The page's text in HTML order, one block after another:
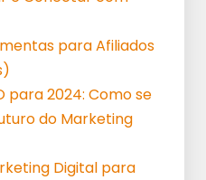
para Afiliados
para 2024: Como se
do Marketing
Digital para